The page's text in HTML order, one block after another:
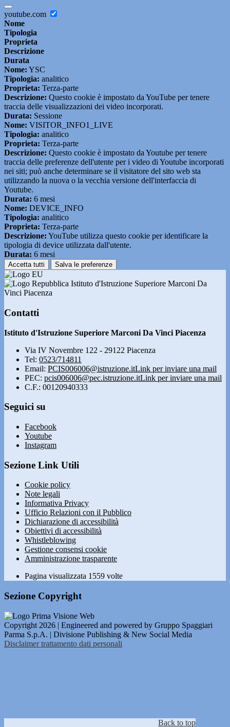
youtube.com
Nome
Tipologia
Proprieta
Descrizione
Durata
Nome: YSC
Tipologia: analitico
Proprieta: Terza-parte
Descrizione: Questo cookie è impostato da YouTube per tenere
traccia delle visualizzazioni dei video incorporati.
Durata: Sessione
Nome: VISITOR_INFO1_LIVE
Tipologia: analitico
Proprieta: Terza-parte
Descrizione: Questo cookie è impostato da Youtube per tenere
traccia delle preferenze dell'utente per i video di Youtube incorporati
nei siti; può anche determinare se il visitatore del sito web sta
utilizzando la nuova o la vecchia versione dell'interfaccia di
Youtube.
Durata: 6 mesi
Nome: DEVICE_INFO
Tipologia: analitico
Proprieta: Terza-parte
Descrizione: YouTube utilizza questo cookie per identificare la
tipologia di device utilizzata dall'utente.
Durata: 6 mesi
Accetta tutti Salva le preferenze
Istituto d'Istruzione Superiore Marconi Da
Vinci Piacenza
Contatti
Istituto d'Istruzione Superiore Marconi Da Vinci Piacenza
Via IV Novembre 122 - 29122 Piacenza
Tel: 0523/714811
Email: PCIS006006@istruzione.itLink per inviare una mail
PEC: pcis006006@pec.istruzione.itLink per inviare una mail
C.F.: 00120940333
Seguici su
Facebook
Youtube
Instagram
Sezione Link Utili
Cookie policy
Note legali
Informativa Privacy
Ufficio Relazioni con il Pubblico
Dichiarazione di accessibilità
Obiettivi di accessibilità
Whistleblowing
Gestione consensi cookie
Amministrazione trasparente
Pagina visualizzata 1559 volte
Sezione Copyright
Copyright 2026 | Engineered and powered by Gruppo Spaggiari
Parma S.p.A. | Divisione Publishing & New Social Media
Disclaimer trattamento dati personali
Back to top